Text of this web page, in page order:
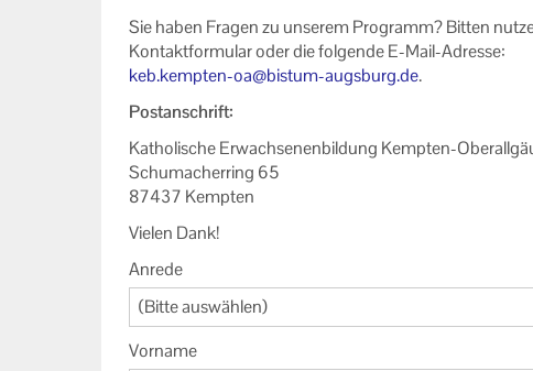
Sie haben Fragen zu unserem Programm? Bitten
Kontaktformular oder die folgende E-Mail-Adresse:
keb.kempten-oa@bistum-augsburg.de.
Postanschrift:
Katholische Erwachsenenbildung Kempten-
Schumacherring 65
87437 Kempten
Vielen Dank!
Anrede
(Bitte auswählen)
Vorname